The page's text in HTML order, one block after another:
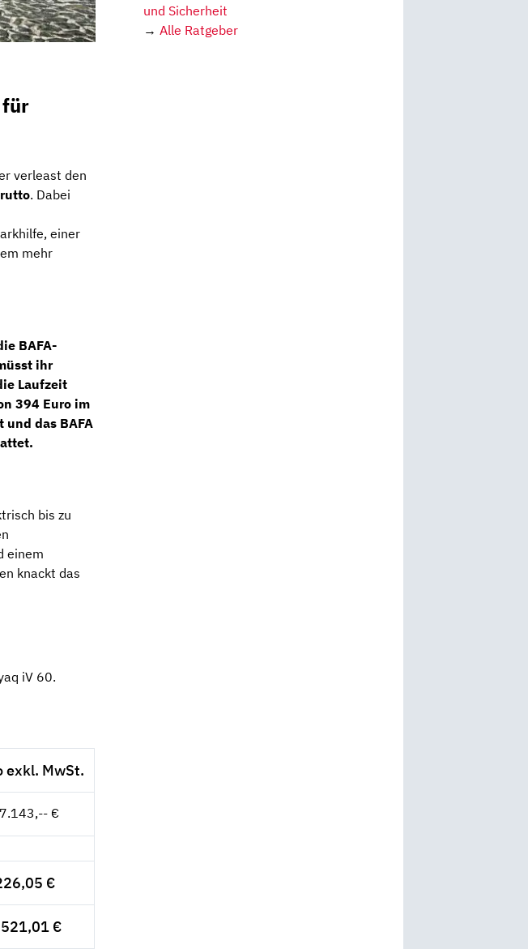
für
verleast den
. Dabei
einer
mehr
BAFA-
ihr
Laufzeit
394 Euro im
und das BAFA
bis zu
einem
knackt das
iV 60.
exkl. MwSt.
€
€
€
und Sicherheit
→ Alle Ratgeber